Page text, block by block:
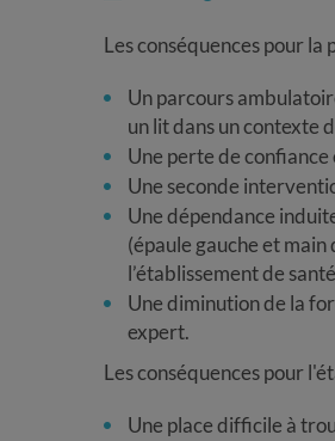
Les conséquences pour
Un parcours
un lit dans un contexte
Une perte de confiance
Une seconde
Une dépendance
(épaule gauche et
l’établissement de
Une diminution de la
expert.
Les conséquences pour
Une place difficile à